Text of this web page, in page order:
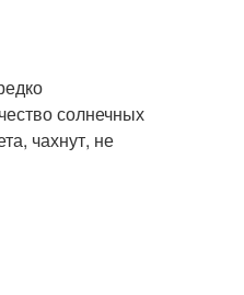
солнечных
чахнут, не